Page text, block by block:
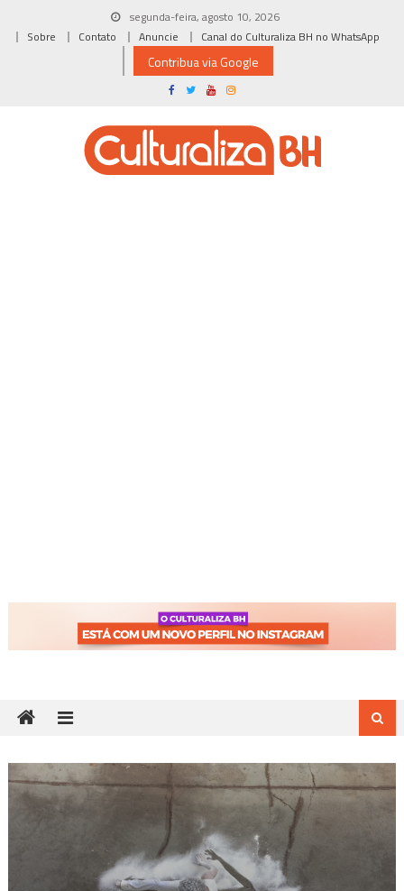
segunda-feira, agosto 10, 2026
Sobre
Contato Anuncie Canal do Culturaliza BH no WhatsApp
Contribua via Google